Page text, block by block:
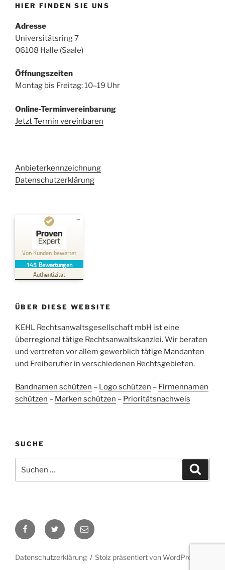
HIER FINDEN SIE UNS
Adresse
Universitätsring 7
06108 Halle (Saale)
Öffnungszeiten
Montag bis Freitag: 10–19 Uhr
Online-Terminvereinbarung
Jetzt Termin vereinbaren
Anbieterkennzeichnung
Datenschutzerklärung
Von Kunden bewertet
145 Bewertungen
Authentizität
Kundenbewertungen und Erfahrungen zu
Kehl Rechtsanwaltsgesellschaft mbH
SEHR GUT
Bewertungen auf
ProvenExpert.com
Bewertungen von
2
anderen Quellen
Blick aufs ProvenExpert-Profil werfen
ÜBER DIESE WEBSITE
KEHL Rechtsanwaltsgesellschaft mbH ist eine
überregional tätige Rechtsanwaltskanzlei. Wir beraten
und vertreten vor allem gewerblich tätige Mandanten
und Freiberufler in verschiedenen Rechtsgebieten.
Bandnamen schützen – Logo schützen – Firmennamen
schützen – Marken schützen – Prioritätsnachweis
SUCHE
nach:
FacebookTwitter E-
Mail
Datenschutzerklärung Stolz präsentiert von WordPress